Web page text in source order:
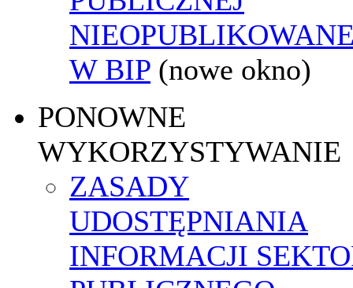
W BIP (nowe okno)
PONOWNE
WYKORZYSTYWANIE
ZASADY
UDOSTĘPNIANIA
INFORMACJI